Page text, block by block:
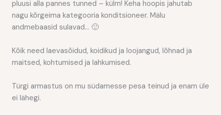
pluusi alla pannes tunned – külm! Keha hoopis jahutab
nagu kõrgeima kategooria konditsioneer. Mälu
andmebaasid sulavad… 🙂
Kõik need laevasõidud, koidikud ja loojangud, lõhnad ja
maitsed, kohtumised ja lahkumised.
Türgi armastus on mu südamesse pesa teinud ja enam üle
ei lähegi.